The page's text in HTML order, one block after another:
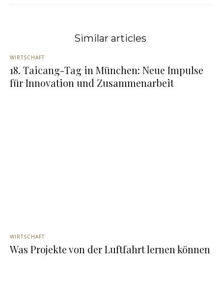
Similar articles
WIRTSCHAFT
18. Taicang-Tag in München: Neue Impulse
für Innovation und Zusammenarbeit
WIRTSCHAFT
Was Projekte von der Luftfahrt lernen können